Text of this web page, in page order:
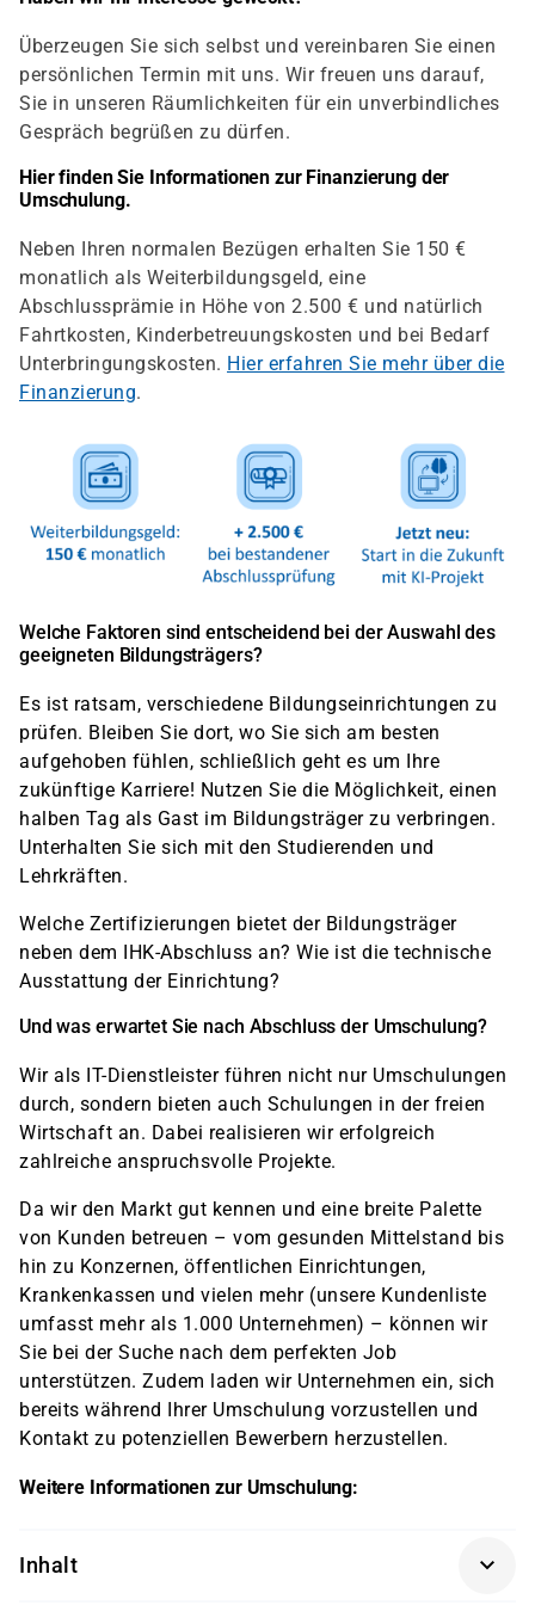
Überzeugen Sie sich selbst und vereinbaren Sie einen
persönlichen Termin mit uns. Wir freuen uns darauf,
Sie in unseren Räumlichkeiten für ein unverbindliches
Gespräch begrüßen zu dürfen.
Hier finden Sie Informationen zur Finanzierung der
Umschulung.
Neben Ihren normalen Bezügen erhalten Sie 150 €
monatlich als Weiterbildungsgeld, eine
Abschlussprämie in Höhe von 2.500 € und natürlich
Fahrtkosten, Kinderbetreuungskosten und bei Bedarf
Unterbringungskosten. Hier erfahren Sie mehr über die
Finanzierung.
Welche Faktoren sind entscheidend bei der Auswahl des
geeigneten Bildungsträgers?
Es ist ratsam, verschiedene Bildungseinrichtungen zu
prüfen. Bleiben Sie dort, wo Sie sich am besten
aufgehoben fühlen, schließlich geht es um Ihre
zukünftige Karriere! Nutzen Sie die Möglichkeit, einen
halben Tag als Gast im Bildungsträger zu verbringen.
Unterhalten Sie sich mit den Studierenden und
Lehrkräften.
Welche Zertifizierungen bietet der Bildungsträger
neben dem IHK-Abschluss an? Wie ist die technische
Ausstattung der Einrichtung?
Und was erwartet Sie nach Abschluss der Umschulung?
Wir als IT-Dienstleister führen nicht nur Umschulungen
durch, sondern bieten auch Schulungen in der freien
Wirtschaft an. Dabei realisieren wir erfolgreich
zahlreiche anspruchsvolle Projekte.
Da wir den Markt gut kennen und eine breite Palette
von Kunden betreuen – vom gesunden Mittelstand bis
hin zu Konzernen, öffentlichen Einrichtungen,
Krankenkassen und vielen mehr (unsere Kundenliste
umfasst mehr als 1.000 Unternehmen) – können wir
Sie bei der Suche nach dem perfekten Job
unterstützen. Zudem laden wir Unternehmen ein, sich
bereits während Ihrer Umschulung vorzustellen und
Kontakt zu potenziellen Bewerbern herzustellen.
Weitere Informationen zur Umschulung:
Inhalt